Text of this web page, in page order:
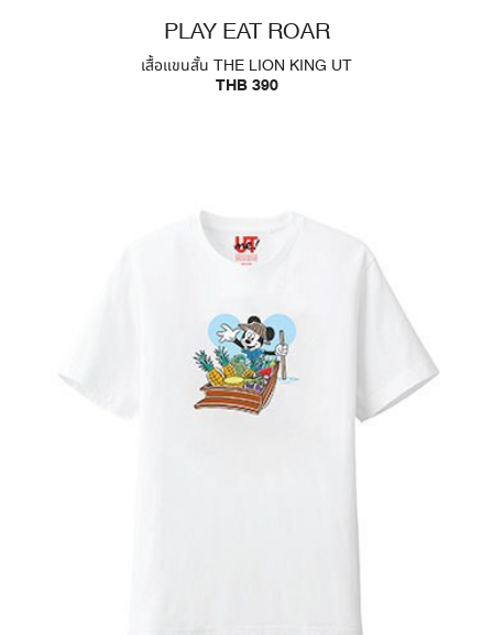
PLAY EAT ROAR
เสื้อแขนสั้น THE LION KING UT
THB 390